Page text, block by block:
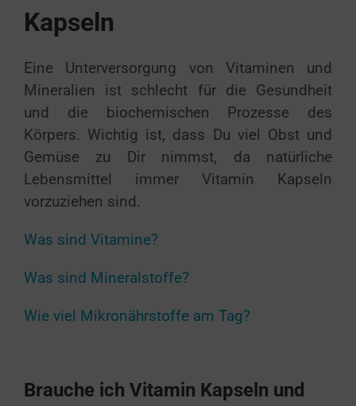
Kapseln
Eine Unterversorgung von Vitaminen und
Mineralien ist schlecht für die Gesundheit
und die biochemischen Prozesse des
Körpers. Wichtig ist, dass Du viel Obst und
Gemüse zu Dir nimmst, da natürliche
Lebensmittel immer Vitamin Kapseln
vorzuziehen sind.
Was sind Vitamine?
Was sind Mineralstoffe?
Wie viel Mikronährstoffe am Tag?
Brauche ich Vitamin Kapseln und